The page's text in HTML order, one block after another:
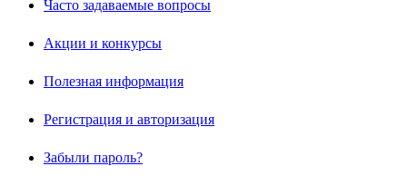
Часто задаваемые вопросы
Акции и конкурсы
Полезная информация
Регистрация и авторизация
Забыли пароль?